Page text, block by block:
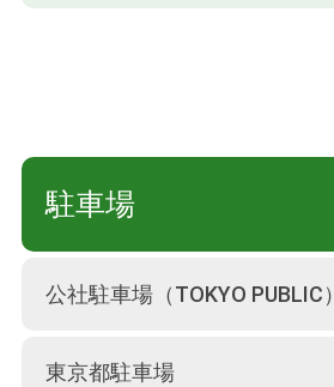
駐車場
公社駐車場（TOKYO PUBLIC）
東京都駐車場